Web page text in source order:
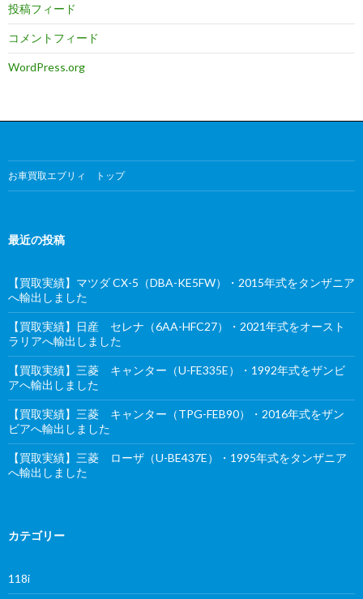
投稿フィード
コメントフィード
WordPress.org
お車買取エブリィ トップ
最近の投稿
【買取実績】マツダ CX-5（DBA-KE5FW）・2015年式をタンザニア
へ輸出しました
【買取実績】日産 セレナ（6AA-HFC27）・2021年式をオースト
ラリアへ輸出しました
【買取実績】三菱 キャンター（U-FE335E）・1992年式をザンビ
アへ輸出しました
【買取実績】三菱 キャンター（TPG-FEB90）・2016年式をザン
ビアへ輸出しました
【買取実績】三菱 ローザ（U-BE437E）・1995年式をタンザニア
へ輸出しました
カテゴリー
118i